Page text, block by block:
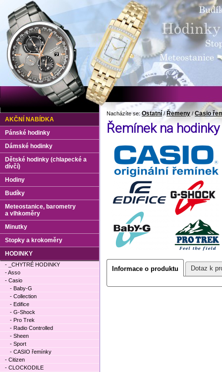
Nacházíte se: Ostatní / Řemeny / Casio
Řemínek na
Informace o produktu Dotaz k
AKČNÍ NABÍDKA
Pánské hodinky
Dámské hodinky
Dětské hodinky (chlapecké a
dívčí)
Hodiny
Budíky
Meteostanice, barometry
a vlhkoměry
Minutky
Stopky a krokoměry
HODINKY
- _CHYTRÉ HODINKY
- Asso
- Casio
- Baby-G
- Collection
- Edifice
- G-Shock
- Pro Trek
- Radio Controlled
- Sheen
- Sport
- CASIO řemínky
- Citizen
- CLOCKODILE